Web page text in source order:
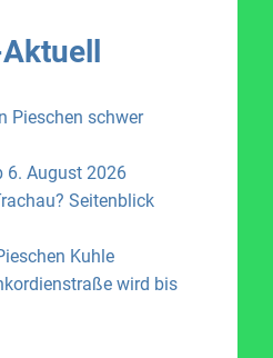
Pieschen schwer
6. August 2026
Seitenblick
Kuhle
wird bis